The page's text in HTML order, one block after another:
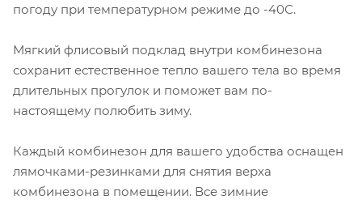
погоду при температурном режиме до -40С.
Мягкий флисовый подклад внутри комбинезона
сохранит естественное тепло вашего тела во время
длительных прогулок и поможет вам по-
настоящему полюбить зиму.
Каждый комбинезон для вашего удобства оснащен
лямочками-резинками для снятия верха
комбинезона в помещении. Все зимние